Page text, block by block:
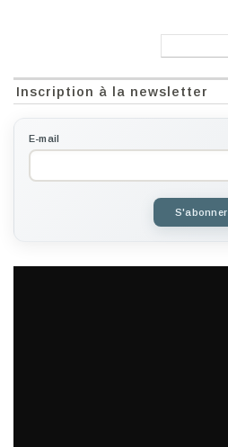
Inscription à la newsletter
E-mail
S'abonner